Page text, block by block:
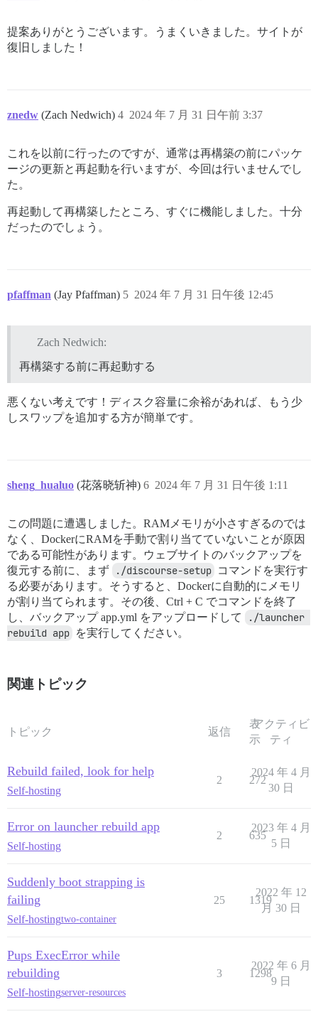
提案ありがとうございます。うまくいきました。サイトが
復旧しました！
znedw (Zach Nedwich) 2024 年 7 月 31 日午前 3:37
4
これを以前に行ったのですが、通常は再構築の前にパッケ
ージの更新と再起動を行いますが、今回は行いませんでし
た。
再起動して再構築したところ、すぐに機能しました。十分
だったのでしょう。
pfaffman (Jay Pfaffman) 2024 年 7 月 31 日午後 12:45
5
Zach Nedwich:
再構築する前に再起動する
悪くない考えです！ディスク容量に余裕があれば、もう少
しスワップを追加する方が簡単です。
sheng_hualuo (花落晓斩神) 2024 年 7 月 31 日午後 1:11
6
この問題に遭遇しました。RAMメモリが小さすぎるのでは
なく、DockerにRAMを手動で割り当てていないことが原因
である可能性があります。ウェブサイトのバックアップを
復元する前に、まず
./discourse-setup コマンドを実行す
る必要があります。そうすると、Dockerに自動的にメモリ
が割り当てられます。その後、Ctrl + C でコマンドを終了
し、バックアップ app.yml をアップロードして
./launcher
rebuild app を実行してください。
関連トピック
トピック 返信
表
示
アクティビ
ティ
Rebuild failed, look for help
Self-hosting
2 272
2024 年 4 月
30 日
Error on launcher rebuild app
Self-hosting
2 635
2023 年 4 月
5 日
Suddenly boot strapping is
failing
Self-hostingtwo-container
25 1319
2022 年 12
月 30 日
Pups ExecError while
rebuilding
Self-hostingserver-resources
3 1298
2022 年 6 月
9 日